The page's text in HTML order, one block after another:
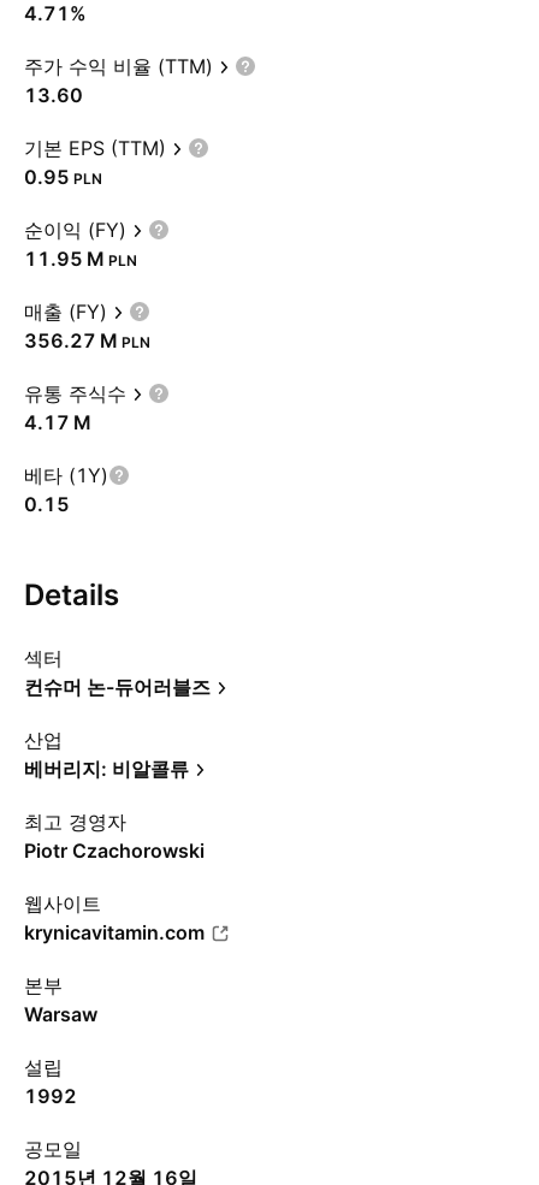
4.71%
주가 수익 비율 (TTM)
13.60
기본 EPS (TTM)
0.95 PLN
순이익 (FY)
‪11.95 M‬ PLN
매출 (FY)
‪356.27 M‬ PLN
유통 주식수
‪4.17 M‬
베타 (1Y)
0.15
Details
섹터
컨슈머 논-듀어러블즈
산업
베버리지: 비알콜류
최고 경영자
Piotr Czachorowski
웹사이트
krynicavitamin.com
본부
Warsaw
설립
1992
공모일
2015년 12월 16일